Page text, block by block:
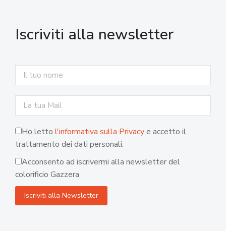
Iscriviti alla newsletter
Ho letto l'informativa sulla Privacye accetto il
trattamento dei dati personali.
Acconsento ad iscrivermi alla newsletter del
colorificio Gazzera